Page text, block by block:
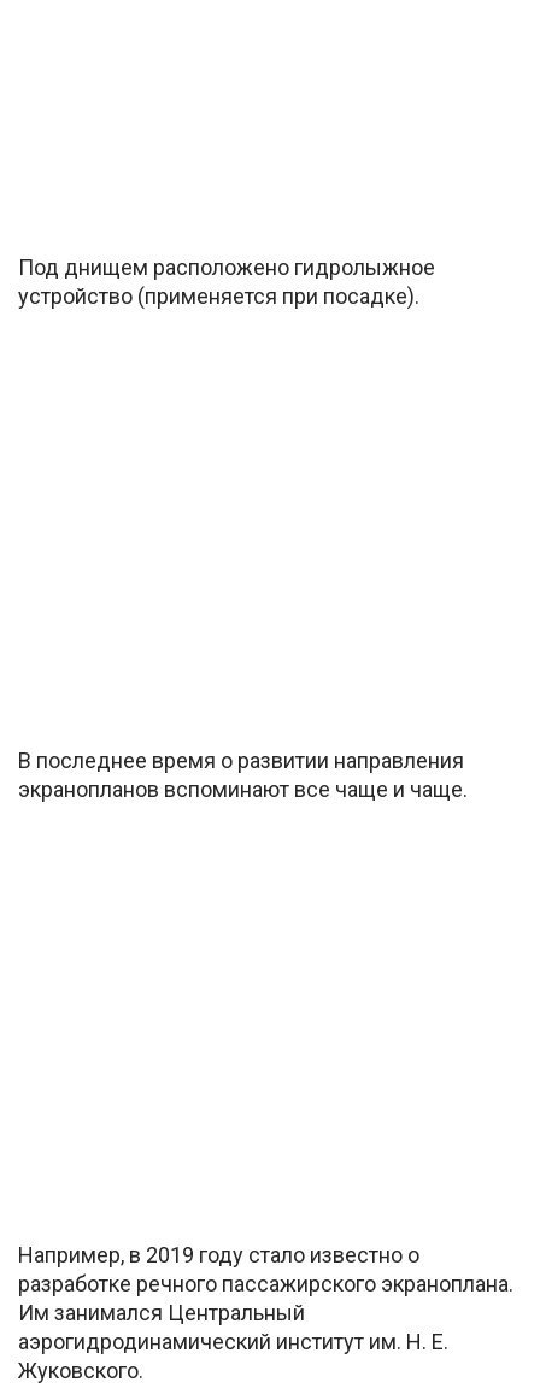
Под днищем расположено гидролыжное
устройство (применяется при посадке).
В последнее время о развитии направления
экранопланов вспоминают все чаще и чаще.
Например, в 2019 году стало известно о
разработке речного пассажирского экраноплана.
Им занимался Центральный
аэрогидродинамический институт им. Н. Е.
Жуковского.